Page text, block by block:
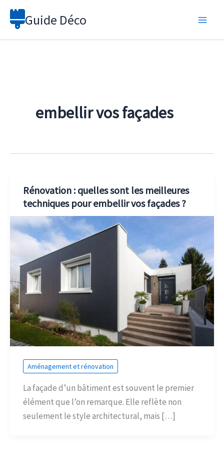
Aller
Guide Déco
embellir vos façades
Rénovation : quelles sont les meilleures
techniques pour embellir vos façades ?
Aménagement et rénovation
La façade d’un bâtiment est souvent le premier
élément que l’on remarque. Elle reflète non
seulement le style architectural, mais […]